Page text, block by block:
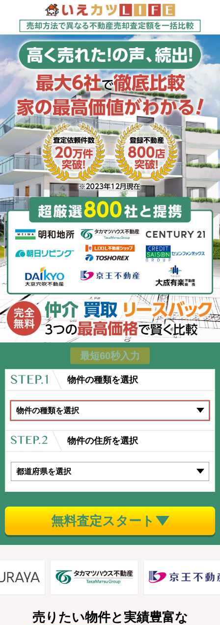
最短60秒入力
物件の種類を選択
物件の住所を選択
無料査定スタート
売りたい物件と実績豊富な